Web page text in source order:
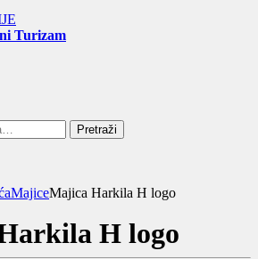
Turizam
Pretraži
MajiceMajica Harkila H logo
H logo